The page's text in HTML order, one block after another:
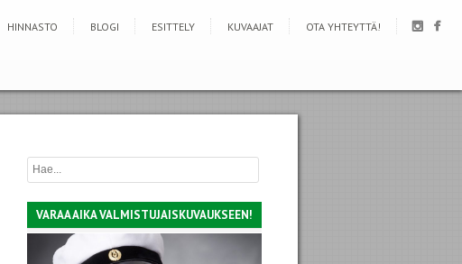
HINNASTO BLOGI ESITTELY KUVAAJAT OTA YHTEYTTÄ!
VARAA AIKA VALMISTUJAISKUVAUKSEEN!